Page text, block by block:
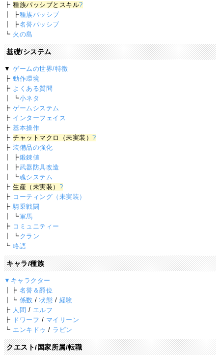
┣種族パッシブとスキル?
┃ ┣種族パッシブ
┃ ┣名誉パッシブ
┗ 火の島
基礎/システム
▼ゲームの世界/特徴
┣動作環境
┣ よくある質問
┃ ┗小ネタ
┣ゲームシステム
┣ インターフェイス
┣基本操作
┣チャットマクロ（未実装）?
┣装備品の強化
┃ ┣鍛錬値
┃ ┣武器防具改造
┃ ┗魂システム
┣生産（未実装） ?
┣ コーティング（未実装）
┣騎乗戦闘
┃ ┗軍馬
┣ コミュニティー
┃ ┗クラン
┗略語
キャラ/種族
▼キャラクター
┃┣ 名誉＆爵位
┃┗ 係数 /状態 / 経験
┣ 人間 / エルフ
┣ ドワーフ / マイリーン
┗ エンキドゥ / ラピン
クエスト/国家所属/転職